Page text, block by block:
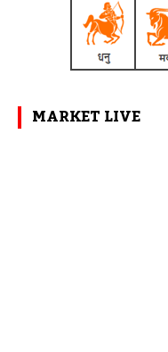
MARKET LIVE